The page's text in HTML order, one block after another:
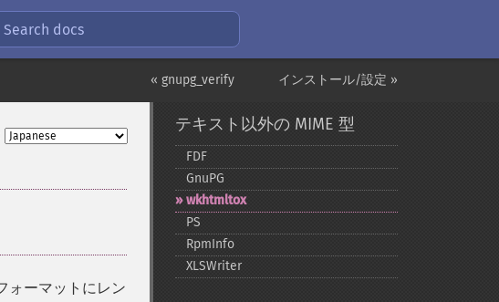
Search docs
インストール/設定 »
« gnupg_verify
ォーマットにレン
テキスト以外の MIME 型
FDF
GnuPG
wkhtmltox
PS
RpmInfo
XLSWriter